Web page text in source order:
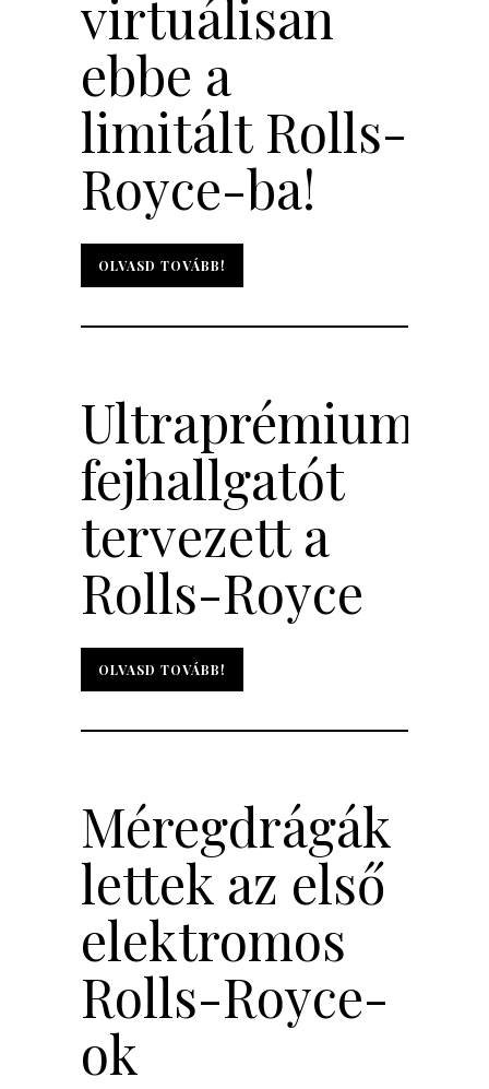
virtuálisan
ebbe a
limitált Rolls-
Royce-ba!
OLVASD TOVÁBB!
OLVASD TOVÁBB!
Ultraprémium
fejhallgatót
tervezett a
Rolls-Royce
OLVASD TOVÁBB!
OLVASD TOVÁBB!
Méregdrágák
lettek az első
elektromos
Rolls-Royce-
ok